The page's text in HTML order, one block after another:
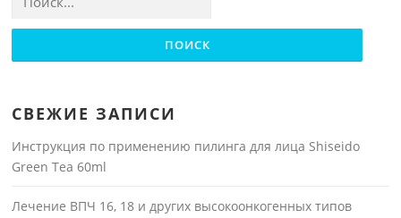
СВЕЖИЕ ЗАПИСИ
Инструкция по применению пилинга для лица Shiseido
Green Tea 60ml
Лечение ВПЧ 16, 18 и других высокоонкогенных типов